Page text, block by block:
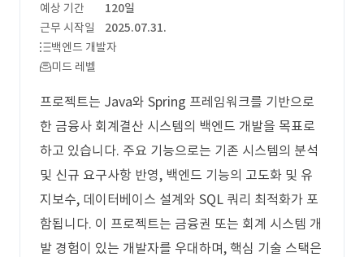
예상 기간
120일
근무 시작일
2025.07.31.
백엔드 개발자
미드 레벨
프로젝트는 Java와 Spring 프레임워크를 기반으로
한 금융사 회계결산 시스템의 백엔드 개발을 목표로
하고 있습니다. 주요 기능으로는 기존 시스템의 분석
및 신규 요구사항 반영, 백엔드 기능의 고도화 및 유
지보수, 데이터베이스 설계와 SQL 쿼리 최적화가 포
함됩니다. 이 프로젝트는 금융권 또는 회계 시스템 개
발 경험이 있는 개발자를 우대하며, 핵심 기술 스택은